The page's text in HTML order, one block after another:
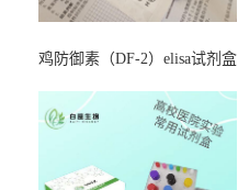
鸡防御素（DF-2）elisa试剂盒